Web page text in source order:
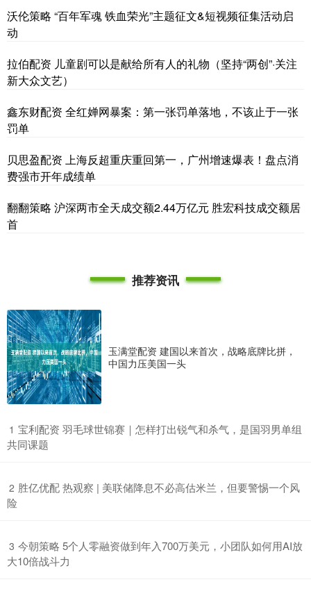
沃伦策略 “百年军魂 铁血荣光”主题征文&短视频征集活动启
动
拉伯配资 儿童剧可以是献给所有人的礼物（坚持“两创”·关注
新大众文艺）
鑫东财配资 全红婵网暴案：第一张罚单落地，不该止于一张
罚单
贝思盈配资 上海反超重庆重回第一，广州增速爆表！盘点消
费强市开年成绩单
翻翻策略 沪深两市全天成交额2.44万亿元 胜宏科技成交额居
首
推荐资讯
玉满堂配资 建国以来首次，战略底牌比拼，
中国力压美国一头
1 ​宝利配资 羽毛球世锦赛｜怎样打出锐气和杀气，是国羽男单组
共同课题
2 ​胜亿优配 热观察 | 美联储降息不必高估米兰，但要警惕一个风
险
3 ​今朝策略 5个人零融资做到年入700万美元，小团队如何用AI放
大10倍战斗力